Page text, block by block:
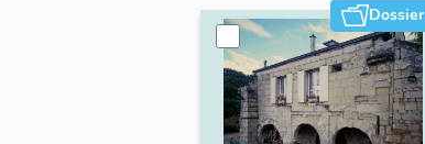
Dossier